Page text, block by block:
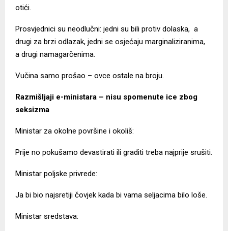
otići.
Prosvjednici su neodlučni: jedni su bili protiv dolaska, a
drugi za brzi odlazak, jedni se osjećaju marginaliziranima,
a drugi namagarčenima.
Vučina samo prošao – ovce ostale na broju.
Razmišljaji e-ministara – nisu spomenute ice zbog
seksizma
Ministar za okolne površine i okoliš:
Prije no pokušamo devastirati ili graditi treba najprije srušiti.
Ministar poljske privrede:
Ja bi bio najsretiji čovjek kada bi vama seljacima bilo loše.
Ministar sredstava: